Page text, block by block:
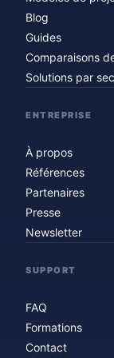
Blog
Guides
Comparaisons
Solutions par
ENTREPRISE
À propos
Références
Partenaires
Presse
Newsletter
SUPPORT
FAQ
Formations
Contact